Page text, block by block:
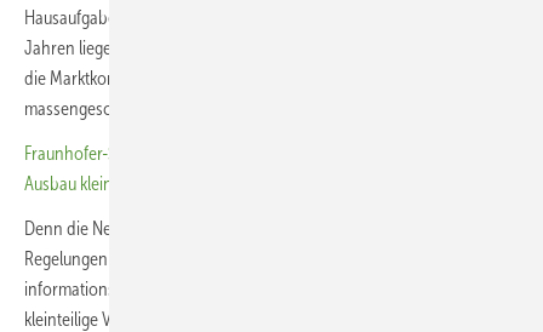
Hausaufgaben, die im Bundeswirtschaftsministerium schon seit
Jahren liegen, gemacht sind: geeignete Prozesse, unter anderem für
die Marktkommunikation, zu schaffen, die diese Direktvermarktung
massengeschäftstauglich überhaupt erst möglich machen würden.
Fraunhofer-Studie: Abschaffung der Einspeisevergütung gefährdet
Ausbau kleiner Solaranlagen
Denn die Netzbetreiber haben jetzt schon Schwierigkeiten, die
Regelungen für die gemeinschaftliche Gebäudeversorgung
informations- und datentechnisch umzusetzen. Wenn dann noch die
kleinteilige Vermarktung von Überschussstrom aus kleinen